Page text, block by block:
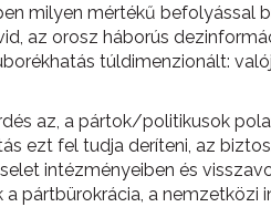
milyen mértékű befolyással
az orosz háborús
túldimenzionált:
az, a pártok/politikusok
ezt fel tudja deríteni, az
intézményeiben és
pártbürokrácia, a